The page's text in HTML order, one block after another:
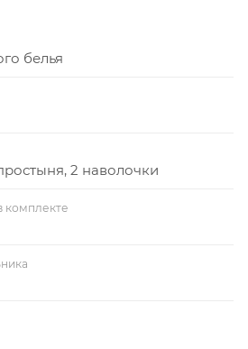
белья
2 наволочки
комплекте